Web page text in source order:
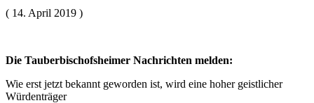
( 14. April 2019 )
Die Tauberbischofsheimer Nachrichten melden:
Wie erst jetzt bekannt geworden ist, wird eine hoher geistlicher
Würdenträger